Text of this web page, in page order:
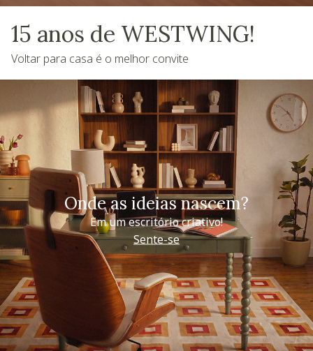
15 anos de WESTWING!
Voltar para casa é o melhor convite
Onde as ideias nascem?
Em um escritório criativo!
Sente-se